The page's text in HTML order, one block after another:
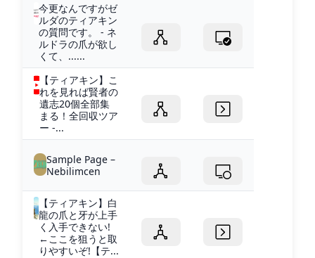
今更なんですがゼ
ルダのティアキン
の質問です。 - ネ
ルドラの爪が欲し
くて、......
【ティアキン】こ
れを見れば賢者の
遺志20個全部集
まる！全回収ツア
ー -...
Sample Page –
Nebilimcen
【ティアキン】白
龍の爪と牙が上手
く入手できない!
←ここを狙うと取
りやすいぞ!【テ...